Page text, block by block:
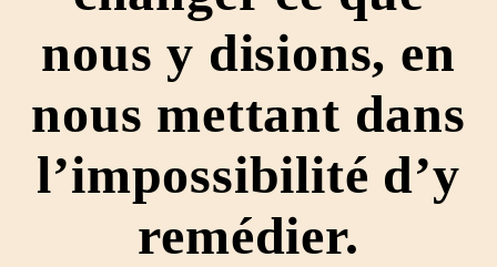
nous y disions, en
nous mettant dans
l’impossibilité d’y
remédier.